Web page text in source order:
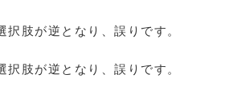
が逆となり、誤りです。
が逆となり、誤りです。